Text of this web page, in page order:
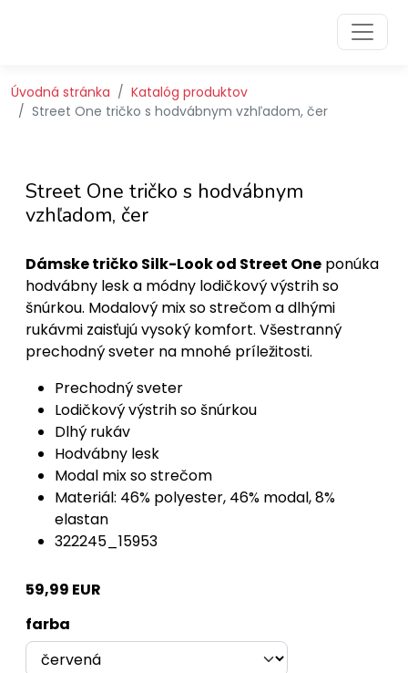
Úvodná stránka
Katalóg produktov
Street One tričko s hodvábnym vzhľadom, čer
Street One tričko s hodvábnym
vzhľadom, čer
Dámske tričko Silk-Look od Street One ponúka
hodvábny lesk a módny lodičkový výstrih so
šnúrkou. Modalový mix so strečom a dlhými
rukávmi zaisťujú vysoký komfort. Všestranný
prechodný sveter na mnohé príležitosti.
Prechodný sveter
Lodičkový výstrih so šnúrkou
Dlhý rukáv
Hodvábny lesk
Modal mix so strečom
Materiál: 46% polyester, 46% modal, 8%
elastan
322245_15953
59,99 EUR
farba